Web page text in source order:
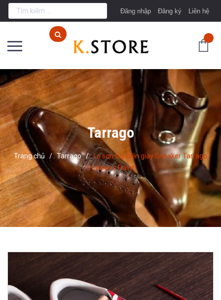
Đăng nhập Đăng ký Liên hệ
Tarrago
Trang chủ / Tarrago / Lọ sơn tùy biến giày Sneaker Tarrago
Sneakers Paint